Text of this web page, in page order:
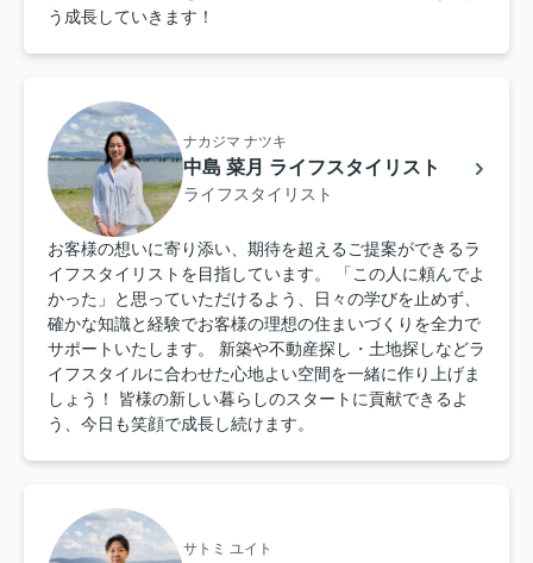
う成長していきます！
ナカジマ ナツキ
中島 菜月 ライフスタイリスト
ライフスタイリスト
お客様の想いに寄り添い、期待を超えるご提案ができるラ
イフスタイリストを目指しています。 「この人に頼んでよ
かった」と思っていただけるよう、日々の学びを止めず、
確かな知識と経験でお客様の理想の住まいづくりを全力で
サポートいたします。 新築や不動産探し・土地探しなどラ
イフスタイルに合わせた心地よい空間を一緒に作り上げま
しょう！ 皆様の新しい暮らしのスタートに貢献できるよ
う、今日も笑顔で成長し続けます。
サトミ ユイト